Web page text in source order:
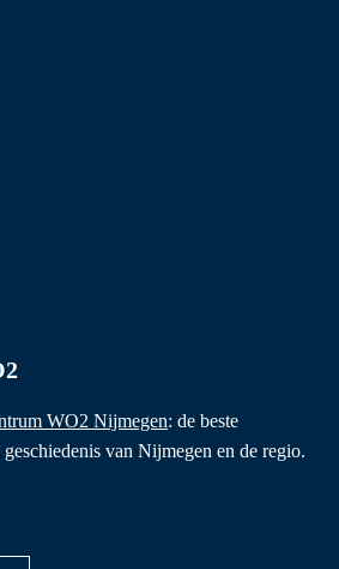
WO2 Nijmegen: de beste
van Nijmegen en de regio.